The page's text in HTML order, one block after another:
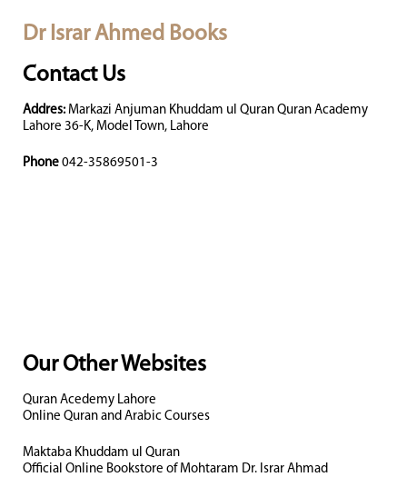
Dr Israr Ahmed Books
Contact Us
Addres: Markazi Anjuman Khuddam ul Quran Quran Academy
Lahore 36-K, Model Town, Lahore
Phone 042-35869501-3
Our Other Websites
Quran Acedemy Lahore
Online Quran and Arabic Courses
Maktaba Khuddam ul Quran
Official Online Bookstore of Mohtaram Dr. Israr Ahmad